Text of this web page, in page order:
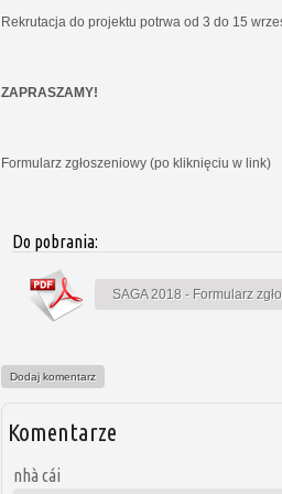
Rekrutacja do projektu potrwa od 3 do 15
ZAPRASZAMY!
Formularz zgłoszeniowy (po kliknięciu w link)
Do pobrania:
SAGA 2018 - Formularz
Dodaj komentarz
Komentarze
nhà cái